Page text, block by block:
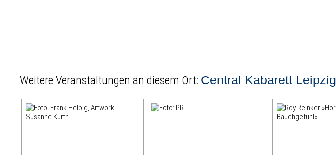
Weitere Veranstaltungen an diesem Ort: Central Kabarett Leipzig